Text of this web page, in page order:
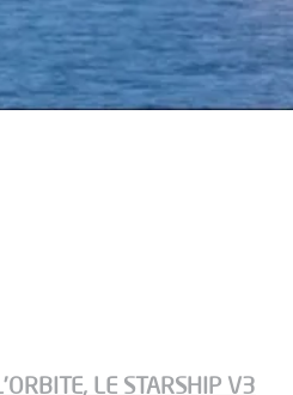
LE STARSHIP V3